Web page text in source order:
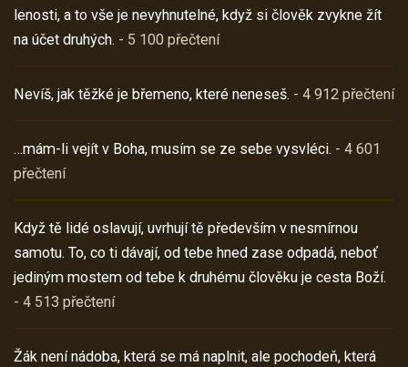
lenosti, a to vše je nevyhnutelné, když si člověk zvykne žít
na účet druhých. - 5 100 přečtení
Nevíš, jak těžké je břemeno, které neneseš. - 4 912 přečtení
…mám-li vejít v Boha, musím se ze sebe vysvléci. - 4 601
přečtení
Když tě lidé oslavují, uvrhují tě především v nesmírnou
samotu. To, co ti dávají, od tebe hned zase odpadá, neboť
jediným mostem od tebe k druhému člověku je cesta Boží.
- 4 513 přečtení
Žák není nádoba, která se má naplnit, ale pochodeň, která